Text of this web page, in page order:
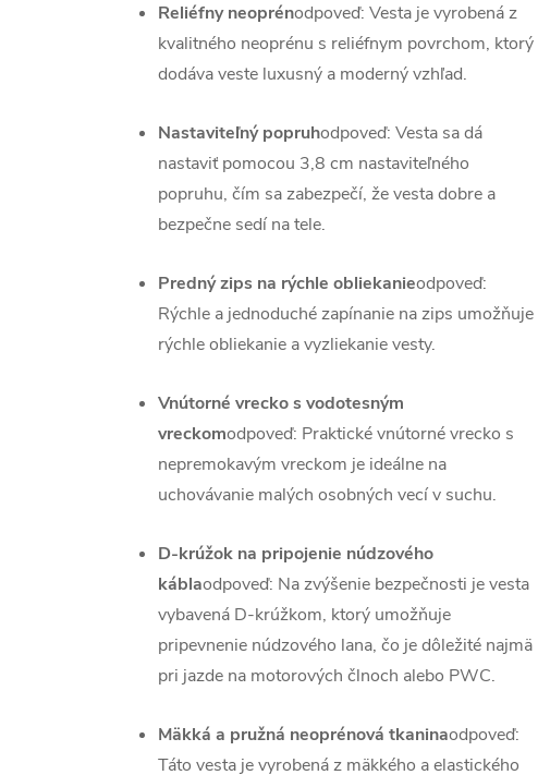
Reliéfny neoprénodpoveď: Vesta je vyrobená z
kvalitného neoprénu s reliéfnym povrchom, ktorý
dodáva veste luxusný a moderný vzhľad.
Nastaviteľný popruhodpoveď: Vesta sa dá
nastaviť pomocou 3,8 cm nastaviteľného
popruhu, čím sa zabezpečí, že vesta dobre a
bezpečne sedí na tele.
Predný zips na rýchle obliekanieodpoveď:
Rýchle a jednoduché zapínanie na zips umožňuje
rýchle obliekanie a vyzliekanie vesty.
Vnútorné vrecko s vodotesným
vreckomodpoveď: Praktické vnútorné vrecko s
nepremokavým vreckom je ideálne na
uchovávanie malých osobných vecí v suchu.
D-krúžok na pripojenie núdzového
káblaodpoveď: Na zvýšenie bezpečnosti je vesta
vybavená D-krúžkom, ktorý umožňuje
pripevnenie núdzového lana, čo je dôležité najmä
pri jazde na motorových člnoch alebo PWC.
Mäkká a pružná neoprénová tkaninaodpoveď:
Táto vesta je vyrobená z mäkkého a elastického